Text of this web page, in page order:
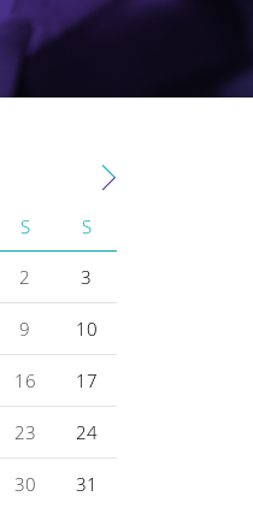
S S
2 3
9 10
16 17
23 24
30 31